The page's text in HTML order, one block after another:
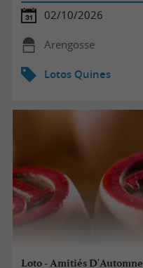
02/10/2026
Arengosse
Lotos Quines
Loto - Amitiés D'Automne